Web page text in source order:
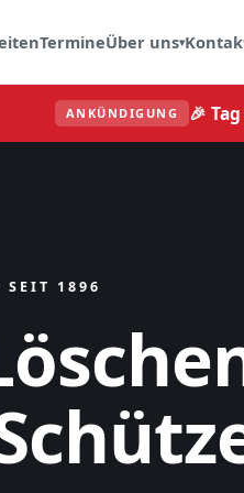
TermineÜber uns▾
ANKÜNDIGUNG 🎉
SEIT 1896